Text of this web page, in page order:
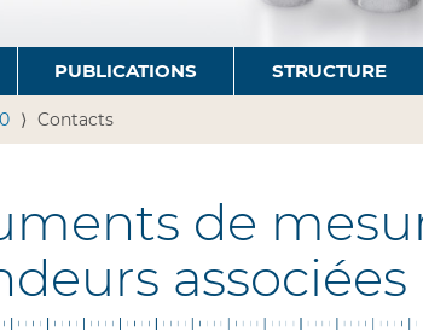
PUBLICATIONS STRUCTURE
Contacts
de
associées